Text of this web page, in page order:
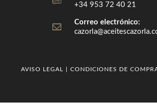
+34 953 72 40 21
Correo electrónico:
AVISO LEGAL CONDICIONES DE